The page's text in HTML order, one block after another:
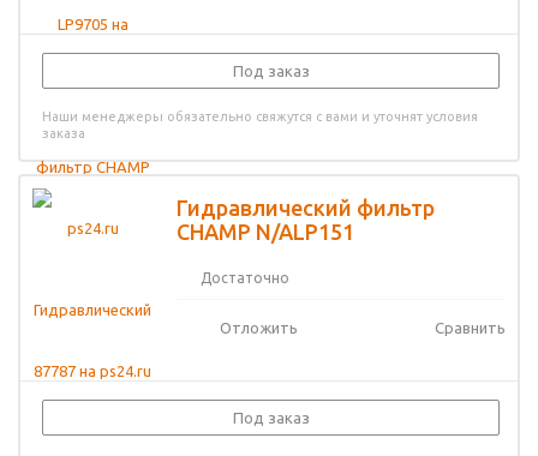
Под заказ
Наши менеджеры обязательно свяжутся с вами и уточнят условия
заказа
Гидравлический фильтр
CHAMP N/ALP151
Достаточно
Отложить Сравнить
Под заказ